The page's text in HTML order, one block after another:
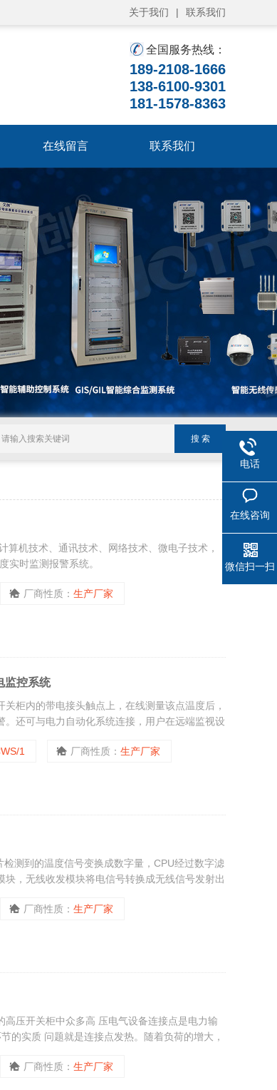
关于我们 | 联系我们
全国服务热线：
189-2108-1666
138-6100-9301
181-1578-8363
在线留言 联系我们
机技术、通讯技术、网络技术、微电子技术，
实时监测报警系统。
厂商性质：生产厂家
监控系统
柜内的带电接头触点上，在线测量该点温度后，
还可与电力自动化系统连接，用户在远端监视设
1 厂商性质：生产厂家
测到的温度信号变换成数字量，CPU经过数字滤
，无线收发模块将电信号转换成无线信号发射出
厂商性质：生产厂家
压开关柜中众多高 压电气设备连接点是电力输
的实质 问题就是连接点发热。随着负荷的增大，
实现温度在线监测是确保高压开关柜安全运行的
厂商性质：生产厂家
电话
在线咨询
微信扫一扫